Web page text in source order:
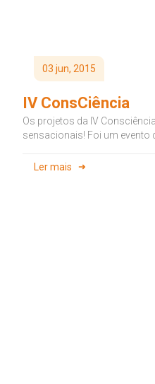
03 jun, 2015
IV ConsCiência
Os projetos da IV
sensacionais! Foi um evento
Ler mais